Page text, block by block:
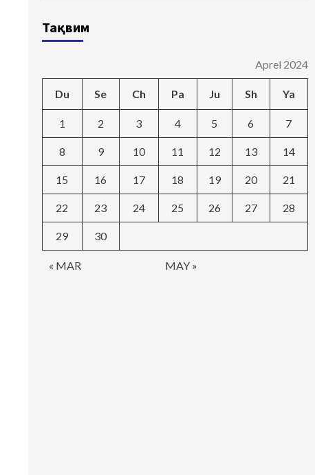
Тақвим
Aprel 2024
Du Se Ch Pa Ju Sh Ya
« MAR MAY »
1 2 3 4 5 6 7
8 9 10 11 12 13 14
15 16 17 18 19 20 21
22 23 24 25 26 27 28
29 30